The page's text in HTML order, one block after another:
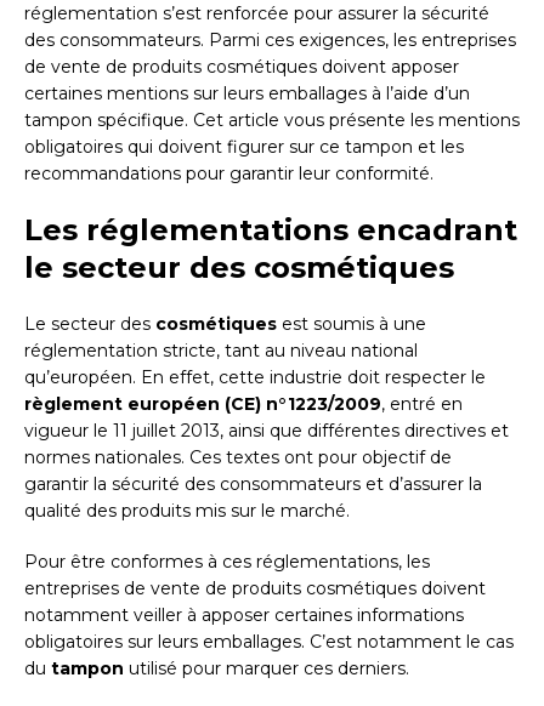
réglementation s’est renforcée pour assurer la sécurité
des consommateurs. Parmi ces exigences, les entreprises
de vente de produits cosmétiques doivent apposer
certaines mentions sur leurs emballages à l’aide d’un
tampon spécifique. Cet article vous présente les mentions
obligatoires qui doivent figurer sur ce tampon et les
recommandations pour garantir leur conformité.
Les réglementations encadrant
le secteur des cosmétiques
Le secteur des cosmétiques est soumis à une
réglementation stricte, tant au niveau national
qu’européen. En effet, cette industrie doit respecter le
règlement européen (CE) n°1223/2009, entré en
vigueur le 11 juillet 2013, ainsi que différentes directives et
normes nationales. Ces textes ont pour objectif de
garantir la sécurité des consommateurs et d’assurer la
qualité des produits mis sur le marché.
Pour être conformes à ces réglementations, les
entreprises de vente de produits cosmétiques doivent
notamment veiller à apposer certaines informations
obligatoires sur leurs emballages. C’est notamment le cas
du tampon utilisé pour marquer ces derniers.